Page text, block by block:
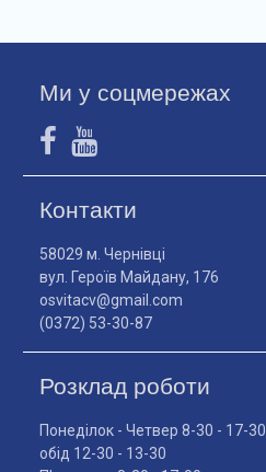
Ми у соцмережах
Контакти
58029 м. Чернівці
вул. Героїв Майдану, 176
osvitacv@gmail.com
(0372) 53-30-87
Розклад роботи
Понеділок - Четвер 8-30 - 17-30
обід 12-30 - 13-30